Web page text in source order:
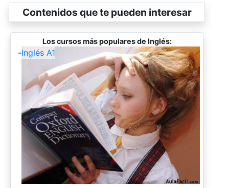
Contenidos que te pueden interesar
Los cursos más populares de Inglés:
-Inglés A1